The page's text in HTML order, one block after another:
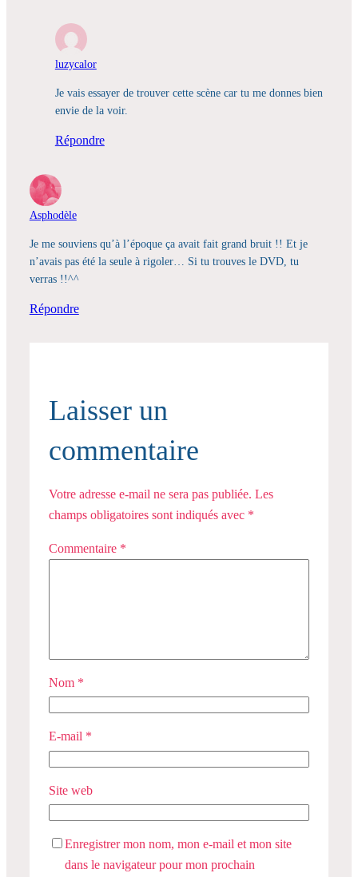
luzycalor
Je vais essayer de trouver cette scène car tu me donnes bien
envie de la voir.
Répondre
Asphodèle
Je me souviens qu’à l’époque ça avait fait grand bruit !! Et je
n’avais pas été la seule à rigoler… Si tu trouves le DVD, tu
verras !!^^
Répondre
Laisser un
commentaire
Votre adresse e-mail ne sera pas publiée. Les
champs obligatoires sont indiqués avec *
Commentaire *
Nom *
E-mail *
Site web
Enregistrer mon nom, mon e-mail et mon site
dans le navigateur pour mon prochain